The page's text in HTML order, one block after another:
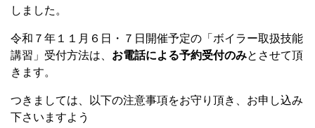
しました。
令和７年１１月６日・７日開催予定の「ボイラー取扱技能
講習」受付方法は、 お電話による予約受付のみとさせて頂
きます。
つきましては、以下の注意事項をお守り頂き、お申し込み
下さいますよう